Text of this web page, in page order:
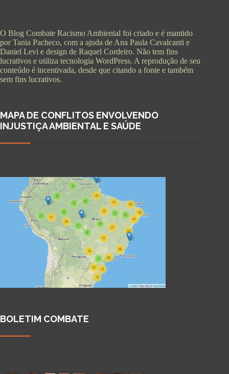
O Blog Combate Racismo Ambiental foi criado e é mantido
por Tania Pacheco, com a ajuda de Ana Paula Cavalcanti e
Daniel Levi e design de Raquel Cordeiro. Não tem fins
lucrativos e utiliza tecnologia WordPress. A reprodução de seu
conteúdo é incentivada, desde que citando a fonte e também
sem fins lucrativos.
MAPA DE CONFLITOS ENVOLVENDO
INJUSTIÇA AMBIENTAL E SAÚDE
BOLETIM COMBATE